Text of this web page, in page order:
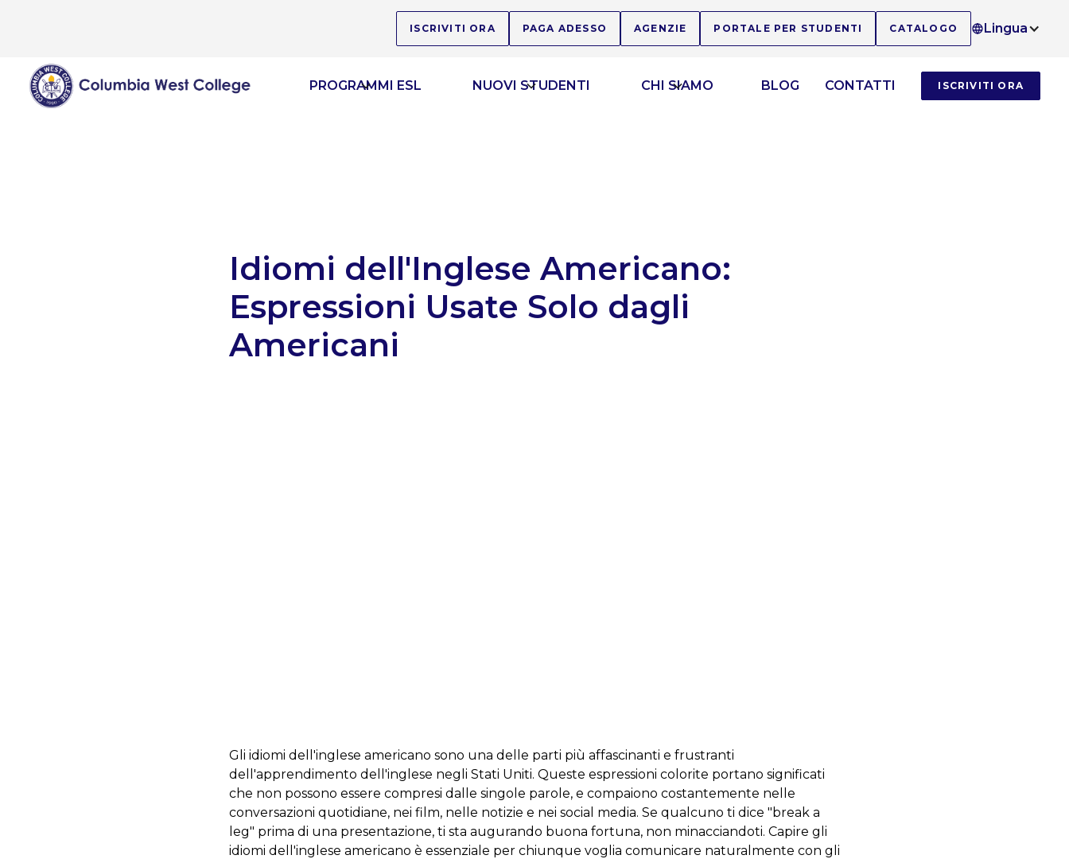
ISCRIVITI ORA PAGA ADESSO AGENZIE PORTALE PER STUDENTI CATALOGO Lingua
PROGRAMMI ESL NUOVI STUDENTI CHI SIAMO BLOG CONTATTI ISCRIVITI ORA
Idiomi dell'Inglese Americano:
Espressioni Usate Solo dagli
Americani
Gli idiomi dell'inglese americano sono una delle parti più affascinanti e frustranti
dell'apprendimento dell'inglese negli Stati Uniti. Queste espressioni colorite portano significati
che non possono essere compresi dalle singole parole, e compaiono costantemente nelle
conversazioni quotidiane, nei film, nelle notizie e nei social media. Se qualcuno ti dice "break a
leg" prima di una presentazione, ti sta augurando buona fortuna, non minacciandoti. Capire gli
idiomi dell'inglese americano è essenziale per chiunque voglia comunicare naturalmente con gli